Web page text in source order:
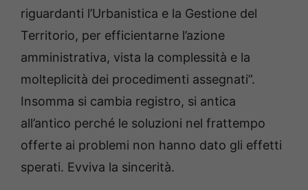
riguardanti l’Urbanistica e la Gestione del
Territorio, per efficientarne l’azione
amministrativa, vista la complessità e la
molteplicità dei procedimenti assegnati”.
Insomma si cambia registro, si antica
all’antico perché le soluzioni nel frattempo
offerte ai problemi non hanno dato gli effetti
sperati. Evviva la sincerità.